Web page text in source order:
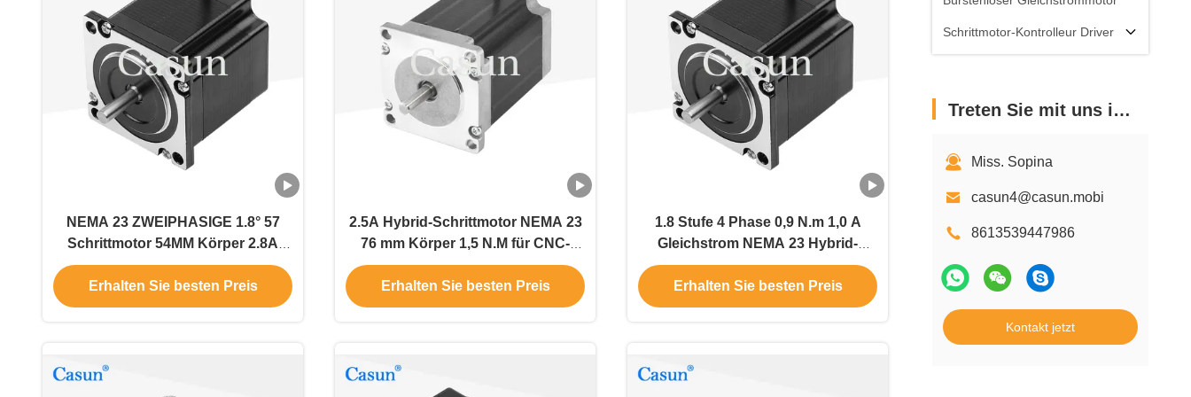
Schrittmotor-Kontrolleur Driver
Treten Sie mit uns in Verbindung
Miss. Sopina
casun4@casun.mobi
8613539447986
Kontakt jetzt
NEMA 23 ZWEIPHASIGE 1.8° 57
Schrittmotor 54MM Körper 2.8A
Textilmaschinen
Erhalten Sie besten Preis
2.5A Hybrid-Schrittmotor NEMA 23
76 mm Körper 1,5 N.M für CNC-
Maschine
Erhalten Sie besten Preis
1.8 Stufe 4 Phase 0,9 N.m 1,0 A
Gleichstrom NEMA 23 Hybrid-
Schrittmotor für CNC-Roboter
Erhalten Sie besten Preis